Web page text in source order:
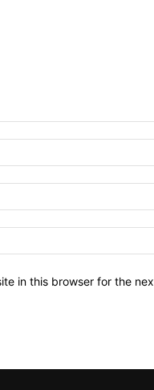
in this browser for the